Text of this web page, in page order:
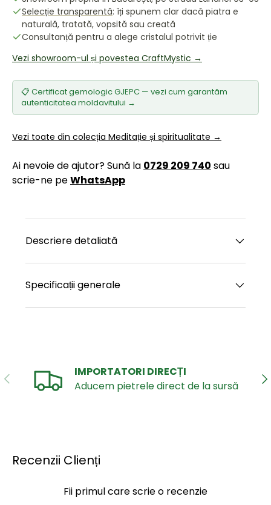
Selecție transparentă: îți spunem clar dacă piatra e
naturală, tratată, vopsită sau creată
Consultanță pentru a alege cristalul potrivit ție
Vezi showroom-ul și povestea CraftMystic →
📋 Certificat gemologic GJEPC — vezi cum garantăm
autenticitatea moldavitului →
Vezi toate din colecția Meditație și spiritualitate →
Ai nevoie de ajutor? Sună la 0729 209 740 sau
scrie-ne peWhatsApp
Descriere detaliată
Specificații generale
ANTERIOR
IMPORTATORI DIRECȚI
Aducem pietrele direct de la sursă
Recenzii Clienți
Fii primul care scrie o recenzie